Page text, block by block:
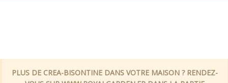
PLUS DE CREA-BISONTINE DANS VOTRE MAISON ? RENDEZ-